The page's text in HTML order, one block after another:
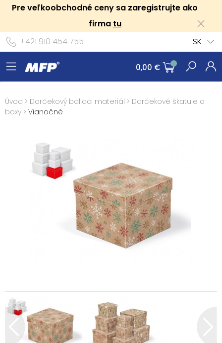
Pre veľkoobchodné ceny sa zaregistrujte ako
firma tu
+421 910 454 755
SK
0,00 €
Úvod > Darčekový baliaci materiál > Darčekové škatule a
boxy > Vianočné